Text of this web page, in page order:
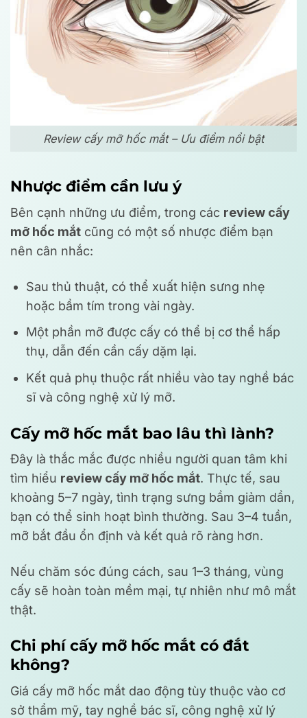
Review cấy mỡ hốc mắt – Ưu điểm nổi bật
Nhược điểm cần lưu ý
Bên cạnh những ưu điểm, trong các review cấy
mỡ hốc mắt cũng có một số nhược điểm bạn
nên cân nhắc:
Sau thủ thuật, có thể xuất hiện sưng nhẹ
hoặc bầm tím trong vài ngày.
Một phần mỡ được cấy có thể bị cơ thể hấp
thụ, dẫn đến cần cấy dặm lại.
Kết quả phụ thuộc rất nhiều vào tay nghề bác
sĩ và công nghệ xử lý mỡ.
Cấy mỡ hốc mắt bao lâu thì lành?
Đây là thắc mắc được nhiều người quan tâm khi
tìm hiểu review cấy mỡ hốc mắt. Thực tế, sau
khoảng 5–7 ngày, tình trạng sưng bầm giảm dần,
bạn có thể sinh hoạt bình thường. Sau 3–4 tuần,
mỡ bắt đầu ổn định và kết quả rõ ràng hơn.
Nếu chăm sóc đúng cách, sau 1–3 tháng, vùng
cấy sẽ hoàn toàn mềm mại, tự nhiên như mô mắt
thật.
Chi phí cấy mỡ hốc mắt có đắt
không?
Giá cấy mỡ hốc mắt dao động tùy thuộc vào cơ
sở thẩm mỹ, tay nghề bác sĩ, công nghệ xử lý